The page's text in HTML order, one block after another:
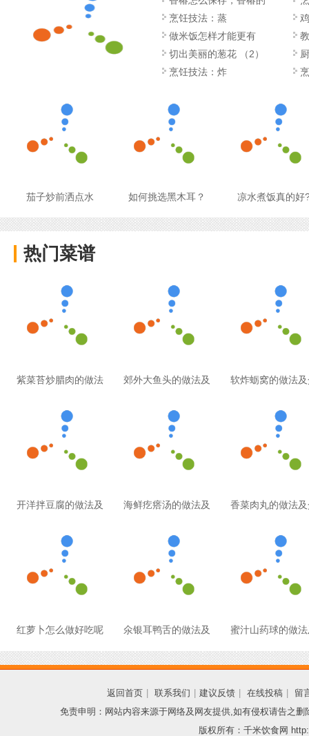
烹饪技法：蒸
做米饭怎样才能更有
切出美丽的葱花 （2）
烹饪技法：炸
茄子炒前洒点水 如何挑选黑木耳？ 凉水煮饭真的好
热门菜谱
紫菜苔炒腊肉的做法 郊外大鱼头的做法及 软炸蛎窝的做法
开洋拌豆腐的做法及 海鲜疙瘩汤的做法及 香菜肉丸的做法
红萝卜怎么做好吃呢 氽银耳鸭舌的做法及 蜜汁山药球的做
返回首页 联系我们 建议反馈 在线投稿
留
免责申明：网站内容来源于网络及网友提供,如有侵权请告之
版权所有：千米饮食网